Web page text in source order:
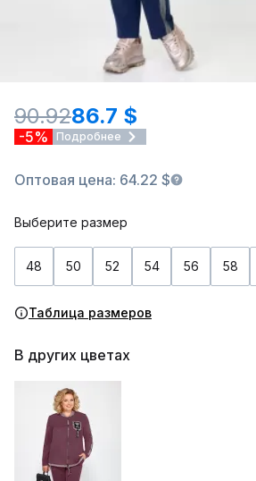
90.9286.7 $
-5% Подробнее
Оптовая цена: 64.22 $
Выберите размер
48 50 52 54 56 58
Таблица размеров
В других цветах